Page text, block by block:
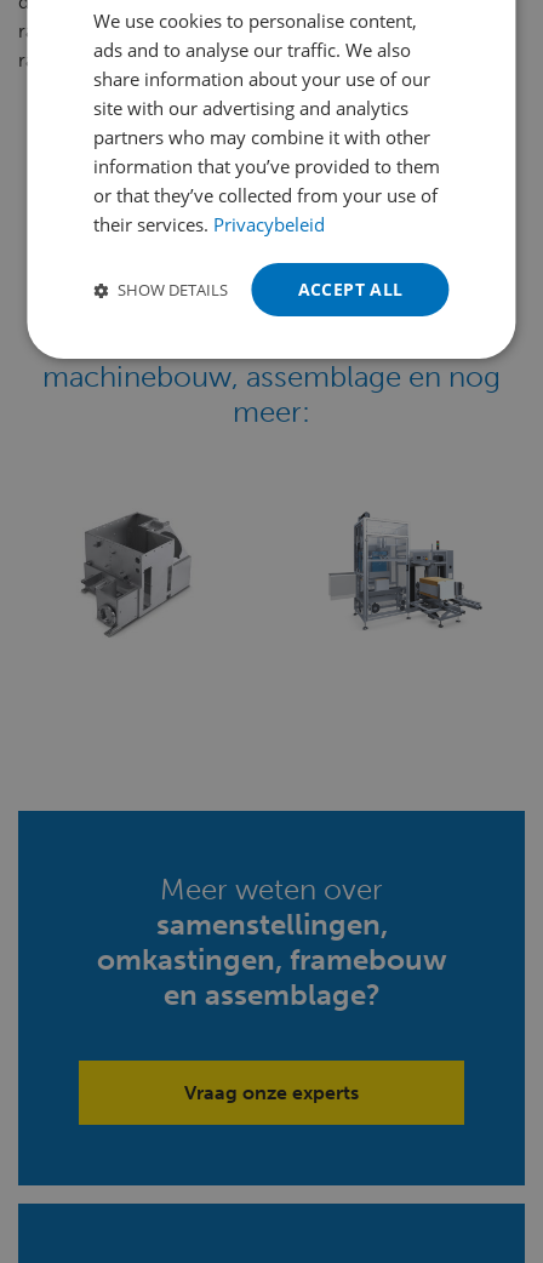
raadzaam om deze privacyverklaring regelmatig te
raadplegen.
We werken samen met en voor
machinebouw, assemblage en nog
meer:
Meer weten over
samenstellingen,
omkastingen, framebouw
en assemblage?
Vraag onze experts
DUTCH
ENGLISH
FRENCH
GERMAN
SPANISH
We use cookies to personalise content,
ads and to analyse our traffic. We also
share information about your use of our
site with our advertising and analytics
partners who may combine it with other
information that you’ve provided to them
or that they’ve collected from your use of
their services. Privacybeleid
ACCEPT ALL
SHOW DETAILS